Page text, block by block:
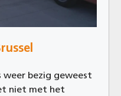
weer bezig geweest
niet met het